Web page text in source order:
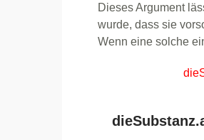
Dieses Argument
wurde, dass sie
Wenn eine solche